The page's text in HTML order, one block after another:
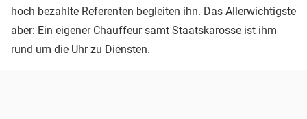
hoch bezahlte Referenten begleiten ihn. Das Allerwichtigste
aber: Ein eigener Chauffeur samt Staatskarosse ist ihm
rund um die Uhr zu Diensten.